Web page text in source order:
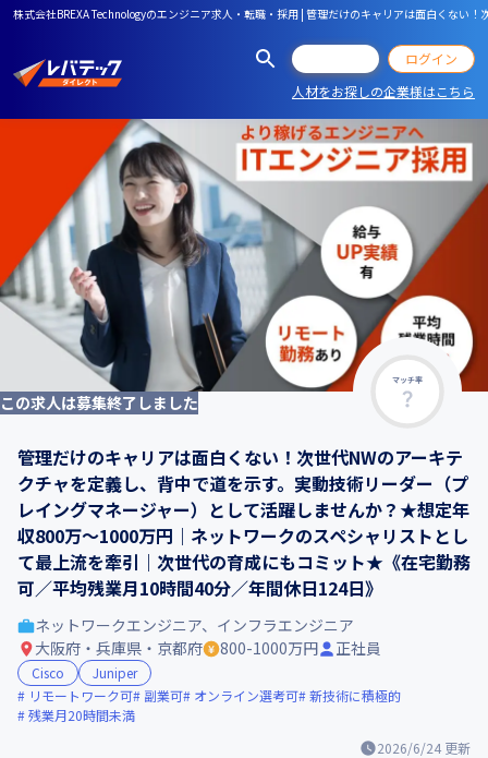
株式会社BREXA Technologyのエンジニア求人・転職・採用 | 管理だけのキャリアは面白くな
ログイン
人材をお探しの企業様はこちら
マッチ率
この求人は募集終了しました
管理だけのキャリアは面白くない！次世代NWのアーキテ
クチャを定義し、背中で道を示す。実動技術リーダー（プ
レイングマネージャー）として活躍しませんか？★想定年
収800万〜1000万円｜ネットワークのスペシャリストとし
て最上流を牽引｜次世代の育成にもコミット★《在宅勤務
可／平均残業月10時間40分／年間休日124日》
2026/6/24 更新
ネットワークエンジニア、インフラエンジニア
大阪府・兵庫県・京都府
800-1000万円 正社員
Cisco
Juniper
リモートワーク可
副業可 オンライン選考可 新技術に積極的
残業月20時間未満